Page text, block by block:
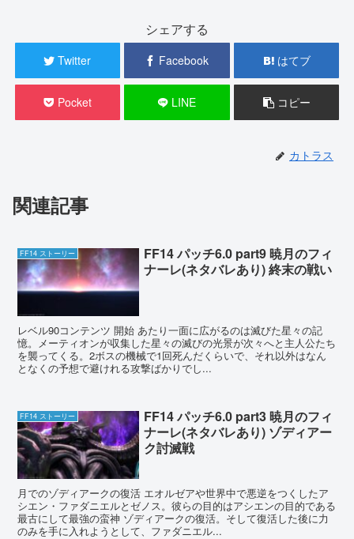
シェアする
Twitter Facebook はてブ
Pocket LINE コピー
カトラス
関連記事
FF14 ストーリー
FF14 パッチ6.0 part9 暁月のフィ
ナーレ(ネタバレあり) 終末の戦い
レベル90コンテンツ 開始 あたり一面に広がるのは滅びた星々の記
憶。メーティオンが収集した星々の滅びの光景が次々へと主人公たち
を襲ってくる。2ボスの機械で1回死んだくらいで、それ以外はなん
となくの予想で避けれる攻撃ばかりでし...
FF14 ストーリー
FF14 パッチ6.0 part3 暁月のフィ
ナーレ(ネタバレあり) ゾディアー
ク討滅戦
月でのゾディアークの復活 エオルゼアや世界中で悪逆をつくしたア
シエン・ファダニエルとゼノス。彼らの目的はアシエンの目的である
最古にして最強の蛮神 ゾディアークの復活。そして復活した後に力
のみを手に入れようとして、ファダニエル...